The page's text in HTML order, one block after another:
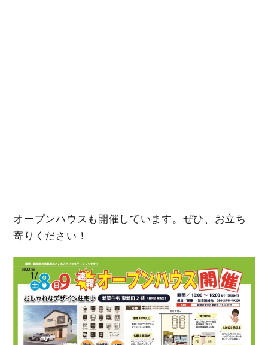
オープンハウスも開催しています。ぜひ、お立ち
寄りください！